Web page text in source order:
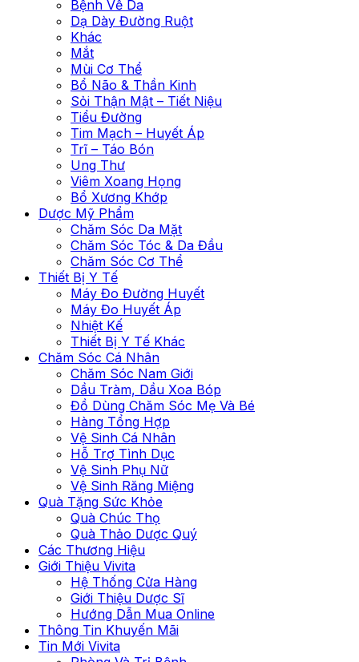
Bệnh Về Da
Dạ Dày Đường Ruột
Khác
Mắt
Mùi Cơ Thể
Bổ Não & Thần Kinh
Sỏi Thận Mật – Tiết Niệu
Tiểu Đường
Tim Mạch – Huyết Áp
Trĩ – Táo Bón
Ung Thư
Viêm Xoang Họng
Bổ Xương Khớp
Dược Mỹ Phẩm
Chăm Sóc Da Mặt
Chăm Sóc Tóc & Da Đầu
Chăm Sóc Cơ Thể
Thiết Bị Y Tế
Máy Đo Đường Huyết
Máy Đo Huyết Áp
Nhiệt Kế
Thiết Bị Y Tế Khác
Chăm Sóc Cá Nhân
Chăm Sóc Nam Giới
Dầu Tràm, Dầu Xoa Bóp
Đồ Dùng Chăm Sóc Mẹ Và Bé
Hàng Tổng Hợp
Vệ Sinh Cá Nhân
Hỗ Trợ Tình Dục
Vệ Sinh Phụ Nữ
Vệ Sinh Răng Miệng
Quà Tặng Sức Khỏe
Quà Chúc Thọ
Quà Thảo Dược Quý
Các Thương Hiệu
Giới Thiệu Vivita
Hệ Thống Cửa Hàng
Giới Thiệu Dược Sĩ
Hướng Dẫn Mua Online
Thông Tin Khuyến Mãi
Tin Mới Vivita